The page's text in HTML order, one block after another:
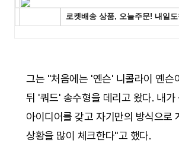
그는 "처음에는 '옌슨' 니콜라이 옌
뒤 '쿼드' 송수형을 데리고 왔다. 내
아이디어를 갖고 자기만의 방식으로
상황을 많이 체크한다"고 했다.